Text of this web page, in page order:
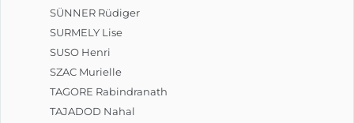
SÜNNER Rüdiger
SURMELY Lise
SUSO Henri
SZAC Murielle
TAGORE Rabindranath
TAJADOD Nahal